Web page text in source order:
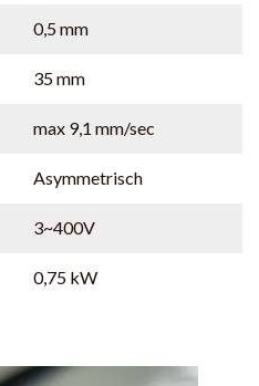
0,5 mm
35 mm
max 9,1 mm/sec
Asymmetrisch
3~400V
0,75 kW